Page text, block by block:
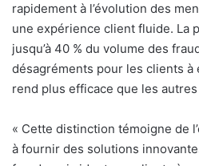
rapidement à l’évolution des
une expérience client fluide. La
jusqu’à 40 % du volume des
désagréments pour les clients à
rend plus efficace que les
« Cette distinction témoigne de
à fournir des solutions